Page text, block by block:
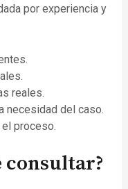
por experiencia y
reales.
necesidad del caso.
proceso.
consultar?